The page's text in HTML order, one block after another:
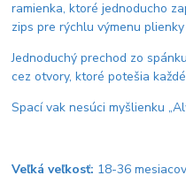
ramienka, ktoré jednoducho
zips pre rýchlu výmenu plienky
Jednoduchý prechod zo
cez otvory, ktoré potešia
Spací vak nesúci myšlienku
Veľká veľkosť: 18-36